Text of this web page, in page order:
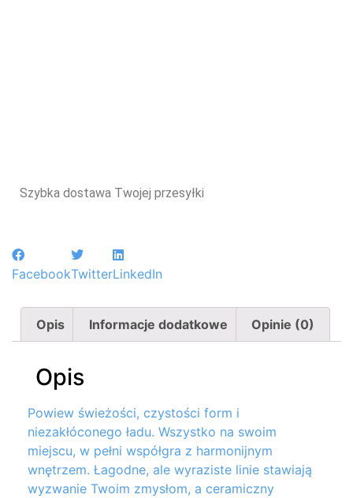
FacebookTwitterLinkedIn
Szybka dostawa Twojej przesyłki
Opis Informacje dodatkowe Opinie (0)
Opis
Powiew świeżości, czystości form i
niezakłóconego ładu. Wszystko na swoim
miejscu, w pełni współgra z harmonijnym
wnętrzem. Łagodne, ale wyraziste linie stawiają
wyzwanie Twoim zmysłom, a ceramiczny